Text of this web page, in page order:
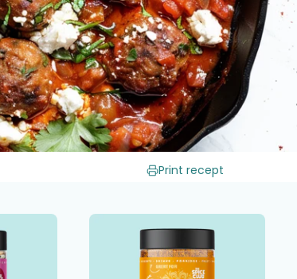
Print recept